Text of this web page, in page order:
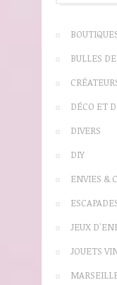
BULLES
DÉCO ET
DIVERS
DIY
ENVIES &
JEUX
JOUETS